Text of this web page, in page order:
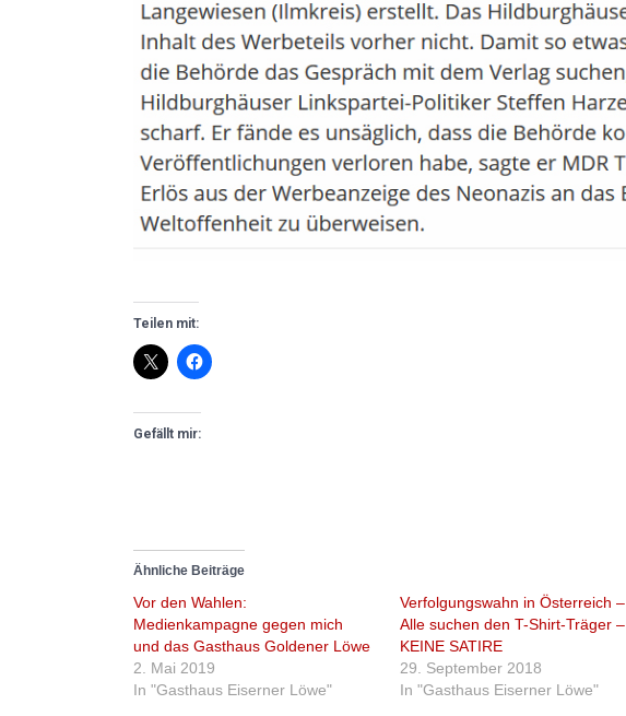
Teilen mit:
Gefällt mir:
Ähnliche Beiträge
Vor den Wahlen:
Medienkampagne gegen mich
und das Gasthaus Goldener Löwe
2. Mai 2019
In "Gasthaus Eiserner Löwe"
Verfolgungswahn in Österreich –
Alle suchen den T-Shirt-Träger –
KEINE SATIRE
29. September 2018
In "Gasthaus Eiserner Löwe"